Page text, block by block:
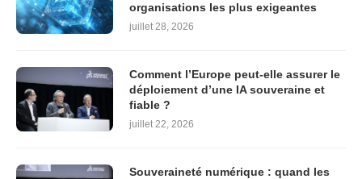
organisations les plus exigeantes
juillet 28, 2026
Comment l’Europe peut-elle assurer le
déploiement d’une IA souveraine et
fiable ?
juillet 22, 2026
Souveraineté numérique : quand les